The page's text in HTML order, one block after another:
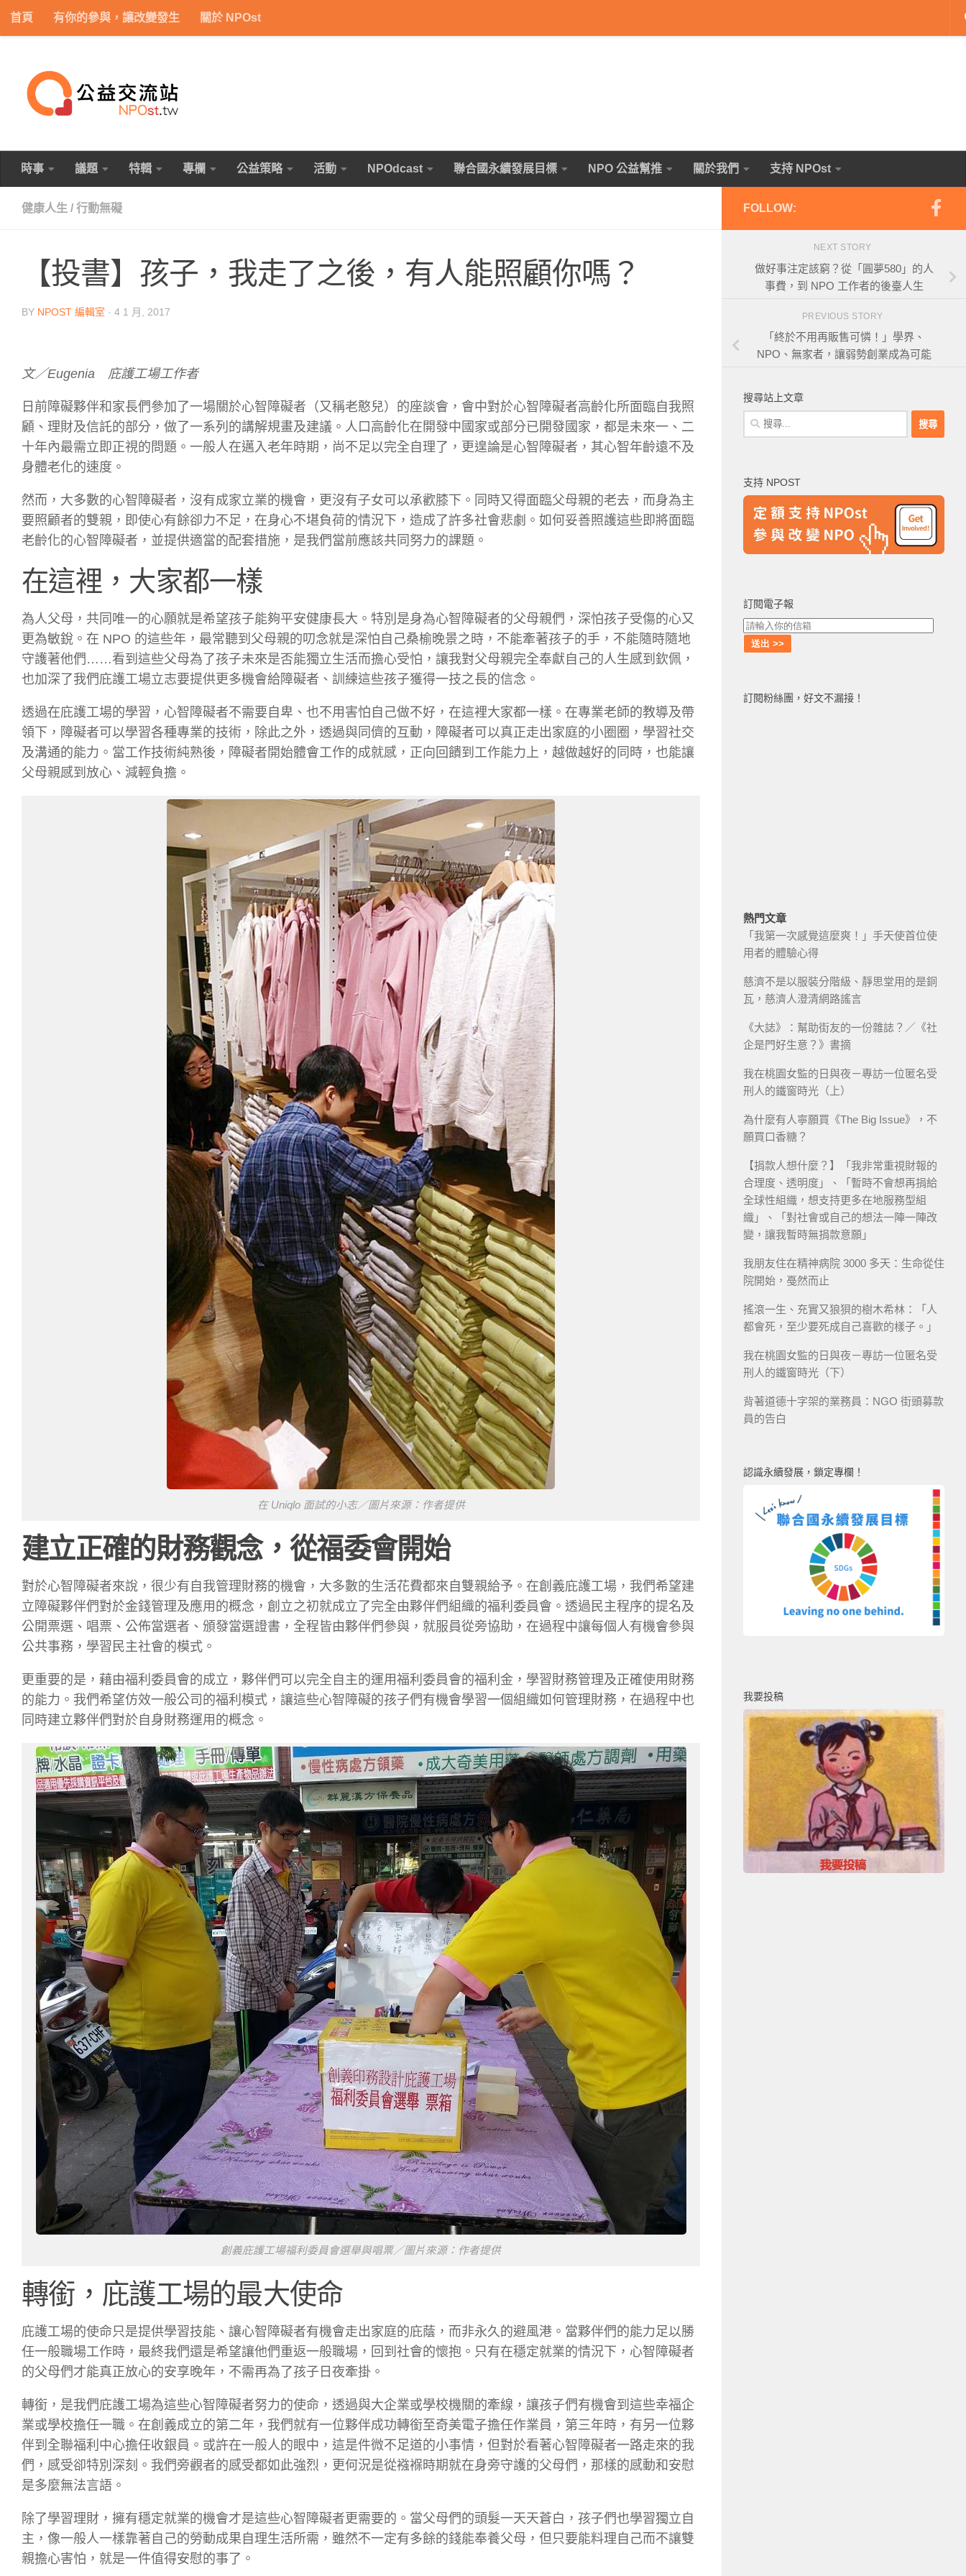
Skip to content
首頁 有你的參與，讓改變發生 關於 NPOst
時事 議題 特輯 專欄 公益策略 活動 NPOdcast 聯合國永續發展目標 NPO 公益幫推 關於我們 支持 NPOst
健康人生 / 行動無礙
【投書】孩子，我走了之後，有人能照顧你嗎？
BY NPOST 編輯室 · 4 1 月, 2017
文／Eugenia 庇護工場工作者
日前障礙夥伴和家長們參加了一場關於心智障礙者（又稱老憨兒）的座談會，會中對於心智障礙者高齡化所面臨自我照
顧、理財及信託的部分，做了一系列的講解規畫及建議。人口高齡化在開發中國家或部分已開發國家，都是未來一、二
十年內最需立即正視的問題。一般人在邁入老年時期，尚不足以完全自理了，更遑論是心智障礙者，其心智年齡遠不及
身體老化的速度。
然而，大多數的心智障礙者，沒有成家立業的機會，更沒有子女可以承歡膝下。同時又得面臨父母親的老去，而身為主
要照顧者的雙親，即使心有餘卻力不足，在身心不堪負荷的情況下，造成了許多社會悲劇。如何妥善照護這些即將面臨
老齡化的心智障礙者，並提供適當的配套措施，是我們當前應該共同努力的課題。
在這裡，大家都一樣
為人父母，共同唯一的心願就是希望孩子能夠平安健康長大。特別是身為心智障礙者的父母親們，深怕孩子受傷的心又
更為敏銳。在 NPO 的這些年，最常聽到父母親的叨念就是深怕自己桑榆晚景之時，不能牽著孩子的手，不能隨時隨地
守護著他們……看到這些父母為了孩子未來是否能獨立生活而擔心受怕，讓我對父母親完全奉獻自己的人生感到欽佩，
也加深了我們庇護工場立志要提供更多機會給障礙者、訓練這些孩子獲得一技之長的信念。
透過在庇護工場的學習，心智障礙者不需要自卑、也不用害怕自己做不好，在這裡大家都一樣。在專業老師的教導及帶
領下，障礙者可以學習各種專業的技術，除此之外，透過與同儕的互動，障礙者可以真正走出家庭的小圈圈，學習社交
及溝通的能力。當工作技術純熟後，障礙者開始體會工作的成就感，正向回饋到工作能力上，越做越好的同時，也能讓
父母親感到放心、減輕負擔。
在 Uniqlo 面試的小志／圖片來源：作者提供
建立正確的財務觀念，從福委會開始
對於心智障礙者來說，很少有自我管理財務的機會，大多數的生活花費都來自雙親給予。在創義庇護工場，我們希望建
立障礙夥伴們對於金錢管理及應用的概念，創立之初就成立了完全由夥伴們組織的福利委員會。透過民主程序的提名及
公開票選、唱票、公佈當選者、頒發當選證書，全程皆由夥伴們參與，就服員從旁協助，在過程中讓每個人有機會參與
公共事務，學習民主社會的模式。
更重要的是，藉由福利委員會的成立，夥伴們可以完全自主的運用福利委員會的福利金，學習財務管理及正確使用財務
的能力。我們希望仿效一般公司的福利模式，讓這些心智障礙的孩子們有機會學習一個組織如何管理財務，在過程中也
同時建立夥伴們對於自身財務運用的概念。
創義庇護工場福利委員會選舉與唱票／圖片來源：作者提供
轉銜，庇護工場的最大使命
庇護工場的使命只是提供學習技能、讓心智障礙者有機會走出家庭的庇蔭，而非永久的避風港。當夥伴們的能力足以勝
任一般職場工作時，最終我們還是希望讓他們重返一般職場，回到社會的懷抱。只有在穩定就業的情況下，心智障礙者
的父母們才能真正放心的安享晚年，不需再為了孩子日夜牽掛。
轉銜，是我們庇護工場為這些心智障礙者努力的使命，透過與大企業或學校機關的牽線，讓孩子們有機會到這些幸福企
業或學校擔任一職。在創義成立的第二年，我們就有一位夥伴成功轉銜至奇美電子擔任作業員，第三年時，有另一位夥
伴到全聯福利中心擔任收銀員。或許在一般人的眼中，這是件微不足道的小事情，但對於看著心智障礙者一路走來的我
們，感受卻特別深刻。我們旁觀者的感受都如此強烈，更何況是從襁褓時期就在身旁守護的父母們，那樣的感動和安慰
是多麼無法言語。
除了學習理財，擁有穩定就業的機會才是這些心智障礙者更需要的。當父母們的頭髮一天天蒼白，孩子們也學習獨立自
主，像一般人一樣靠著自己的勞動成果自理生活所需，雖然不一定有多餘的錢能奉養父母，但只要能料理自己而不讓雙
親擔心害怕，就是一件值得安慰的事了。
FOLLOW:
NEXT STORY
做好事注定該窮？從「圓夢580」的人
事費，到 NPO 工作者的後臺人生
PREVIOUS STORY
「終於不用再販售可憐！」學界、
NPO、無家者，讓弱勢創業成為可能
搜尋站上文章
搜
尋
字:
支持 NPOST
訂閱電子報
訂閱粉絲團，好文不漏接！
熱門文章
「我第一次感覺這麼爽！」手天使首位使
用者的體驗心得
慈濟不是以服裝分階級、靜思堂用的是銅
瓦，慈濟人澄清網路謠言
《大誌》：幫助街友的一份雜誌？／《社
企是門好生意？》書摘
我在桃園女監的日與夜－專訪一位匿名受
刑人的鐵窗時光（上）
為什麼有人寧願買《The Big Issue》，不
願買口香糖？
【捐款人想什麼？】「我非常重視財報的
合理度、透明度」、「暫時不會想再捐給
全球性組織，想支持更多在地服務型組
織」、「對社會或自己的想法一陣一陣改
變，讓我暫時無捐款意願」
我朋友住在精神病院 3000 多天：生命從住
院開始，戞然而止
搖滾一生、充實又狼狽的樹木希林：「人
都會死，至少要死成自己喜歡的樣子。」
我在桃園女監的日與夜－專訪一位匿名受
刑人的鐵窗時光（下）
背著道德十字架的業務員：NGO 街頭募款
員的告白
認識永續發展，鎖定專欄！
我要投稿